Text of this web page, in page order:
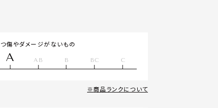
傷やダメージがないもの
A AB B BC C
商品ランクについて